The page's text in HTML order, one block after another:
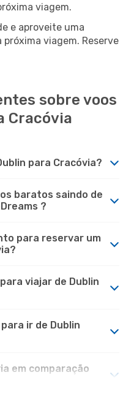
viagem.
e aproveite uma
viagem. Reserve
sobre voos
Cracóvia
para Cracóvia?
baratos saindo de
?
para reservar um
viajar de Dublin
ir de Dublin
em comparação